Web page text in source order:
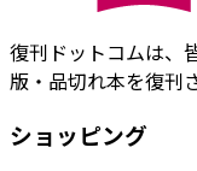
復刊ドットコムは、
版・品切れ本を復刊
ショッピング